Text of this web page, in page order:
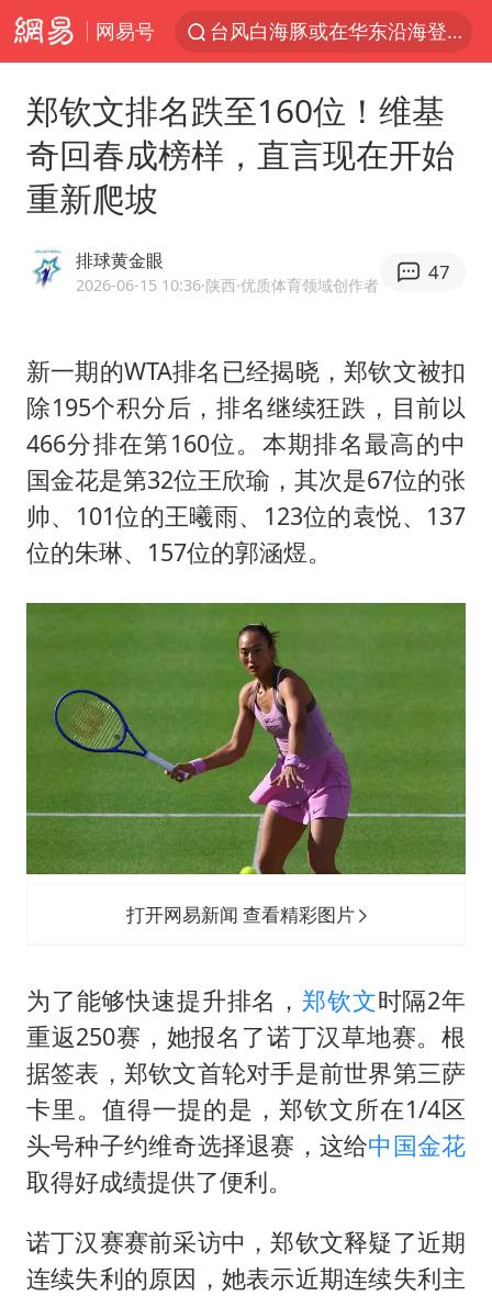
网易号
台风白海豚或在华东沿海登陆
因凡蒂诺首次公开道歉
41岁女子为鼓励女儿考上985研究生
普京宣布多项人事调整
谷歌首席科学家Jeff Dean离职创业
22岁女生南太行山失联已超十天
汕头市政府被约谈
陕西柞水遭遇暴雨五千余户群众转移
郑钦文排名跌至160位！维基
奇回春成榜样，直言现在开始
重新爬坡
排球黄金眼
2026-06-15 10:36·陕西·优质体育领域创作者
47
新一期的WTA排名已经揭晓，郑钦文被扣
除195个积分后，排名继续狂跌，目前以
466分排在第160位。本期排名最高的中
国金花是第32位王欣瑜，其次是67位的张
帅、101位的王曦雨、123位的袁悦、137
位的朱琳、157位的郭涵煜。
打开网易新闻 查看精彩图片
为了能够快速提升排名，郑钦文时隔2年
重返250赛，她报名了诺丁汉草地赛。根
据签表，郑钦文首轮对手是前世界第三萨
卡里。值得一提的是，郑钦文所在1/4区
头号种子约维奇选择退赛，这给中国金花
取得好成绩提供了便利。
诺丁汉赛赛前采访中，郑钦文释疑了近期
连续失利的原因，她表示近期连续失利主